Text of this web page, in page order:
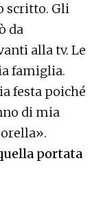
scritto. Gli
da
alla tv. Le
famiglia.
festa poiché
di mia
portata